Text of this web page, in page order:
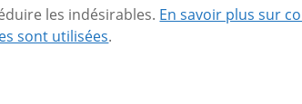
les indésirables. En savoir plus sur
sont utilisées.